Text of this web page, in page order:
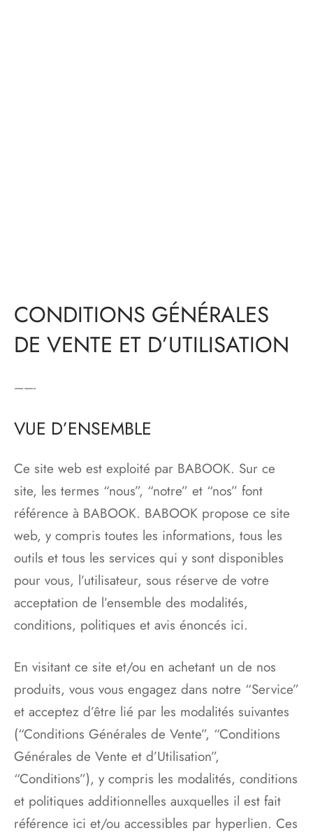
CONDITIONS GÉNÉRALES
DE VENTE ET D’UTILISATION
——-
VUE D’ENSEMBLE
Ce site web est exploité par BABOOK. Sur ce
site, les termes “nous”, “notre” et “nos” font
référence à BABOOK. BABOOK propose ce site
web, y compris toutes les informations, tous les
outils et tous les services qui y sont disponibles
pour vous, l’utilisateur, sous réserve de votre
acceptation de l’ensemble des modalités,
conditions, politiques et avis énoncés ici.
En visitant ce site et/ou en achetant un de nos
produits, vous vous engagez dans notre “Service”
et acceptez d’être lié par les modalités suivantes
(“Conditions Générales de Vente”, “Conditions
Générales de Vente et d’Utilisation”,
“Conditions”), y compris les modalités, conditions
et politiques additionnelles auxquelles il est fait
référence ici et/ou accessibles par hyperlien. Ces